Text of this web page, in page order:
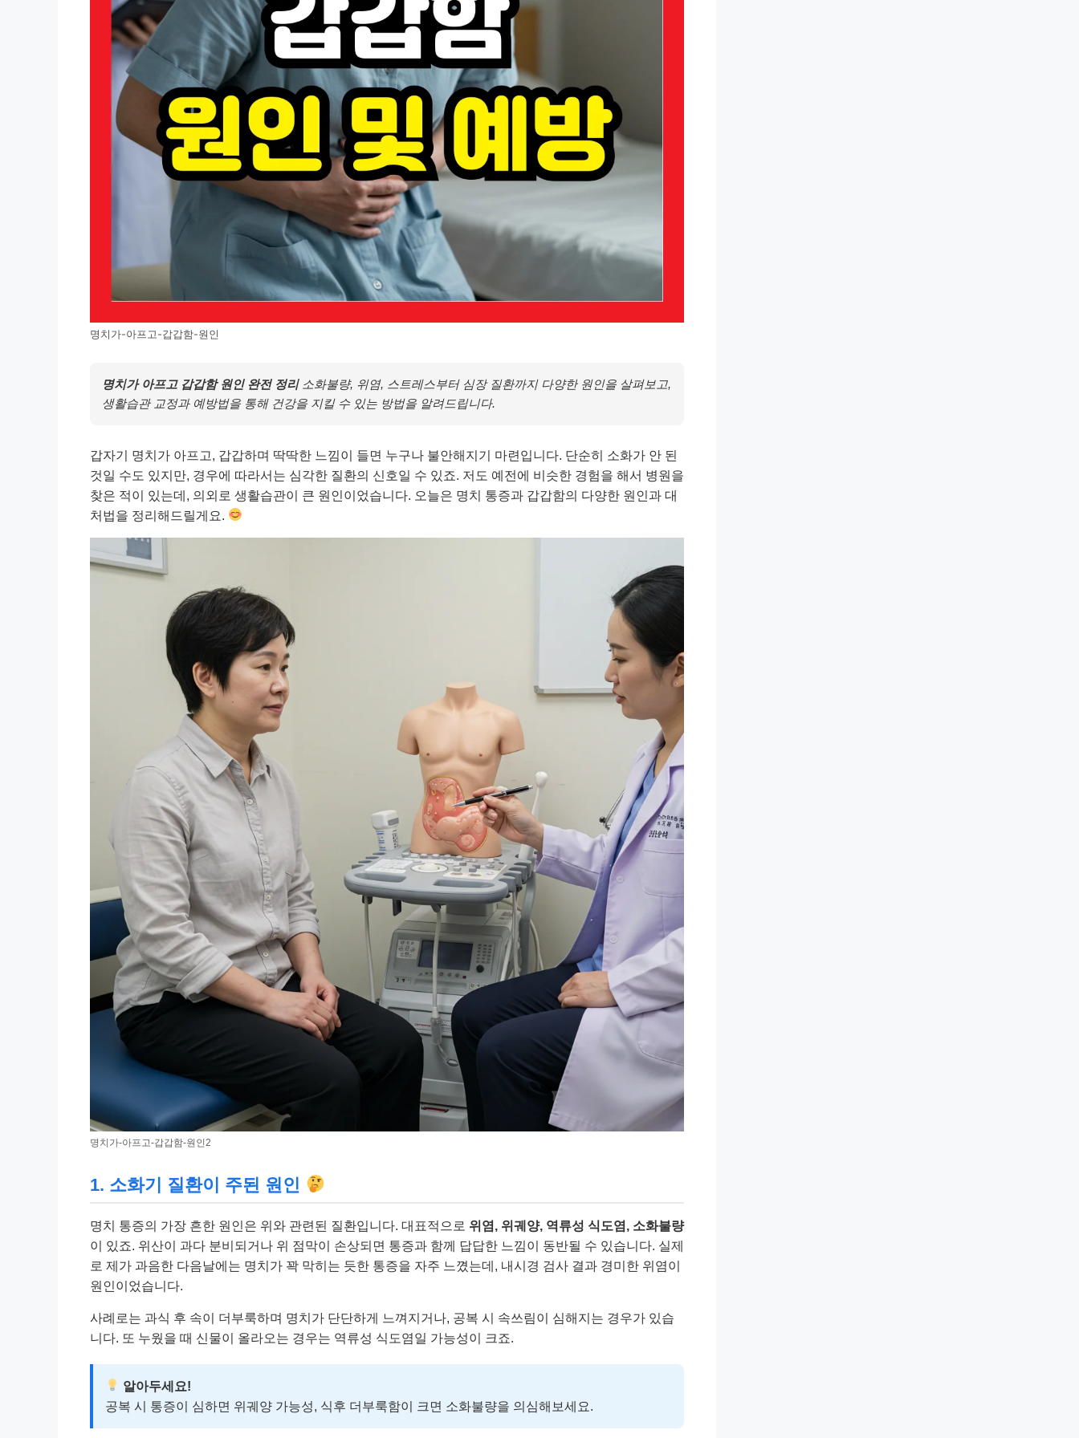
명치가-아프고-갑갑함-원인
명치가 아프고 갑갑함 원인 완전 정리소화불량, 위염, 스트레스부터 심장 질환까지 다양한 원인을 살펴보고,
생활습관 교정과 예방법을 통해 건강을 지킬 수 있는 방법을 알려드립니다.
갑자기 명치가 아프고, 갑갑하며 딱딱한 느낌이 들면 누구나 불안해지기 마련입니다. 단순히 소화가 안 된
것일 수도 있지만, 경우에 따라서는 심각한 질환의 신호일 수 있죠. 저도 예전에 비슷한 경험을 해서 병원을
찾은 적이 있는데, 의외로 생활습관이 큰 원인이었습니다. 오늘은 명치 통증과 갑갑함의 다양한 원인과 대
처법을 정리해드릴게요.
명치가-아프고-갑갑함-원인2
1. 소화기 질환이 주된 원인
명치 통증의 가장 흔한 원인은 위와 관련된 질환입니다. 대표적으로 위염, 위궤양, 역류성 식도염, 소화불량
이 있죠. 위산이 과다 분비되거나 위 점막이 손상되면 통증과 함께 답답한 느낌이 동반될 수 있습니다. 실제
로 제가 과음한 다음날에는 명치가 꽉 막히는 듯한 통증을 자주 느꼈는데, 내시경 검사 결과 경미한 위염이
원인이었습니다.
사례로는 과식 후 속이 더부룩하며 명치가 단단하게 느껴지거나, 공복 시 속쓰림이 심해지는 경우가 있습
니다. 또 누웠을 때 신물이 올라오는 경우는 역류성 식도염일 가능성이 크죠.
알아두세요!
공복 시 통증이 심하면 위궤양 가능성, 식후 더부룩함이 크면 소화불량을 의심해보세요.